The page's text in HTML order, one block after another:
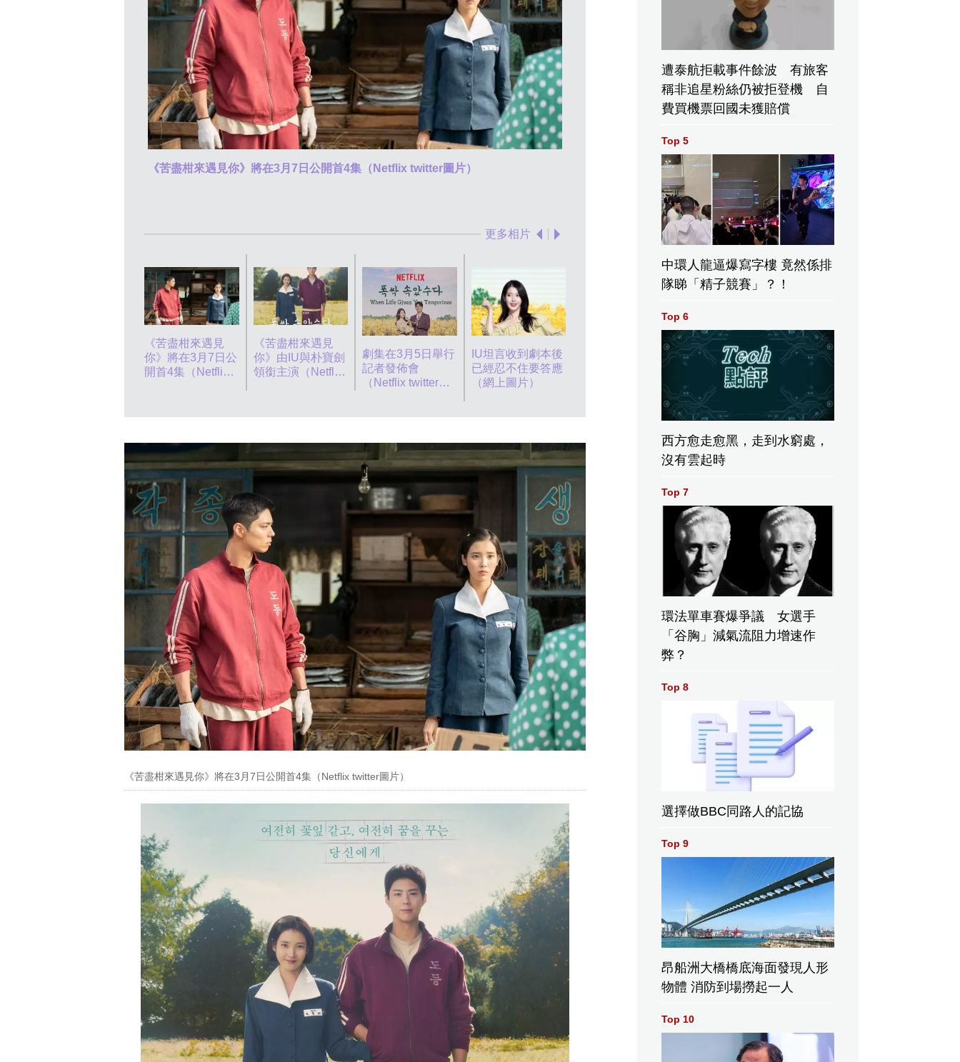
《苦盡柑來遇見你》將在3月7日公開首4集（Netflix twitter圖片） 《苦盡柑來遇見你》由IU與朴寶劍領銜主演（Netflix圖片）
更多相片
《苦盡柑來遇見
你》將在3月7日公
開首4集（Netflix
《苦盡柑來遇見
你》由IU與朴寶劍
領銜主演（Netflix
劇集在3月5日舉行
記者發佈會
（Netflix twitter圖
IU坦言收到劇本後
已經忍不住要答應
（網上圖片）
朴寶劍表示他也是
林恦賰作家的粉絲
IU透過《苦盡柑來
片）
片）
《苦盡柑來遇見你》將在3月7日公開首4集（Netflix twitter圖片）
遭泰航拒載事件餘波 有旅客
稱非追星粉絲仍被拒登機 自
費買機票回國未獲賠償
Top 5
中環人龍逼爆寫字樓 竟然係排
隊睇「精子競賽」？！
Top 6
西方愈走愈黑，走到水窮處，
沒有雲起時
Top 7
環法單車賽爆爭議 女選手
「谷胸」減氣流阻力增速作
弊？
Top 8
選擇做BBC同路人的記協
Top 9
昂船洲大橋橋底海面發現人形
物體 消防到場撈起一人
Top 10